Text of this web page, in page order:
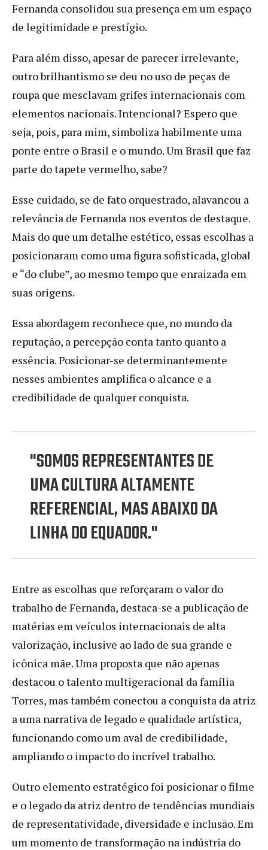
Fernanda consolidou sua presença em um espaço
de legitimidade e prestígio.
Para além disso, apesar de parecer irrelevante,
outro brilhantismo se deu no uso de peças de
roupa que mesclavam grifes internacionais com
elementos nacionais. Intencional? Espero que
seja, pois, para mim, simboliza habilmente uma
ponte entre o Brasil e o mundo. Um Brasil que faz
parte do tapete vermelho, sabe?
Esse cuidado, se de fato orquestrado, alavancou a
relevância de Fernanda nos eventos de destaque.
Mais do que um detalhe estético, essas escolhas a
posicionaram como uma figura sofisticada, global
e “do clube”, ao mesmo tempo que enraizada em
suas origens.
Essa abordagem reconhece que, no mundo da
reputação, a percepção conta tanto quanto a
essência. Posicionar-se determinantemente
nesses ambientes amplifica o alcance e a
credibilidade de qualquer conquista.
"SOMOS REPRESENTANTES DE
UMA CULTURA ALTAMENTE
REFERENCIAL, MAS ABAIXO DA
LINHA DO EQUADOR."
Entre as escolhas que reforçaram o valor do
trabalho de Fernanda, destaca-se a publicação de
matérias em veículos internacionais de alta
valorização, inclusive ao lado de sua grande e
icônica mãe. Uma proposta que não apenas
destacou o talento multigeracional da família
Torres, mas também conectou a conquista da atriz
a uma narrativa de legado e qualidade artística,
funcionando como um aval de credibilidade,
ampliando o impacto do incrível trabalho.
Outro elemento estratégico foi posicionar o filme
e o legado da atriz dentro de tendências mundiais
de representatividade, diversidade e inclusão. Em
um momento de transformação na indústria do